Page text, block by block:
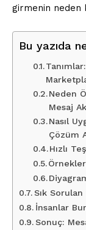
girmenin neden
Bu yazıda
Neden
Mesaj
Nasıl
Çözüm
Hızlı
Sık
İnsanlar
Sonuç: